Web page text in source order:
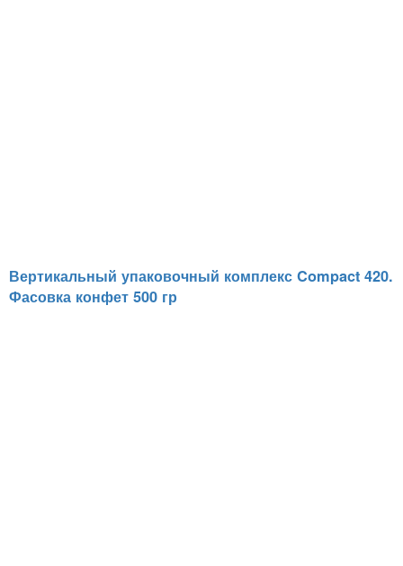
Вертикальный упаковочный комплекс Compact 420.
Фасовка конфет 500 гр